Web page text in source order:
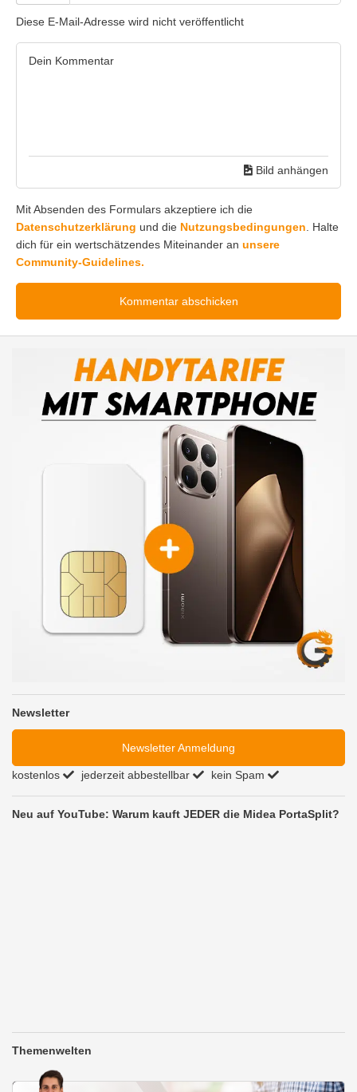
Diese E-Mail-Adresse wird nicht veröffentlicht
Bild anhängen
Mit Absenden des Formulars akzeptiere ich die
Datenschutzerklärung und die Nutzungsbedingungen . Halte
dich für ein wertschätzendes Miteinander an unsere
Community-Guidelines.
Newsletter
Newsletter Anmeldung
kostenlos jederzeit abbestellbar kein Spam
Neu auf YouTube: Warum kauft JEDER die Midea PortaSplit?
Themenwelten